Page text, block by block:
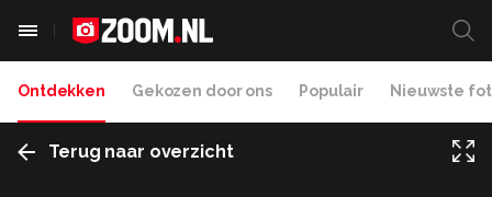
Ontdekken Gekozen door ons Populair Nieuwste
Terug naar overzicht